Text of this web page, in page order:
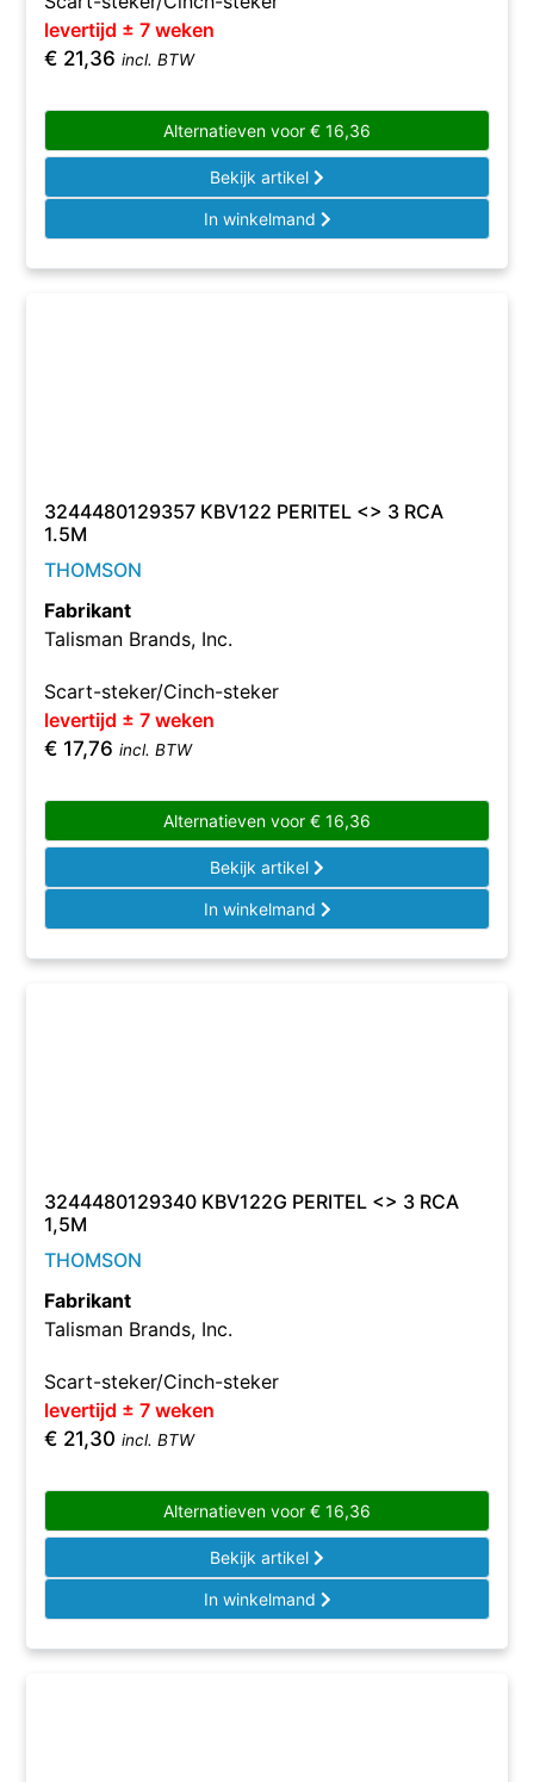
levertijd ± 7 weken
€ 21,36 incl. BTW
Alternatieven voor € 16,36
Bekijk artikel
In winkelmand
3244480129357 KBV122 PERITEL <> 3 RCA
1.5M
THOMSON
Fabrikant
Talisman Brands, Inc.
Scart-steker/Cinch-steker
levertijd ± 7 weken
€ 17,76 incl. BTW
Alternatieven voor € 16,36
Bekijk artikel
In winkelmand
3244480129340 KBV122G PERITEL <> 3 RCA
1,5M
THOMSON
Fabrikant
Talisman Brands, Inc.
Scart-steker/Cinch-steker
levertijd ± 7 weken
€ 21,30 incl. BTW
Alternatieven voor € 16,36
Bekijk artikel
In winkelmand